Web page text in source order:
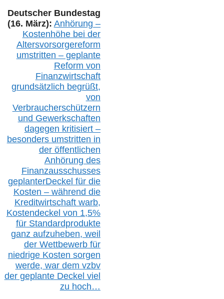
Deutscher Bundestag
(16. März): Anhörung –
Kostenhöhe bei der
Altersvorsorgereform
umstritten – geplante
Reform von
Finanzwirtschaft
grundsätzlich begrüßt,
von
Verbraucherschützern
und Gewerkschaften
dagegen kritisiert –
besonders umstritten in
der öffentlichen
Anhörung des
Finanzausschusses
geplanterDeckel für die
Kosten – während die
Kreditwirtschaft warb,
Kostendeckel von 1,5%
für Standardprodukte
ganz aufzuheben, weil
der Wettbewerb für
niedrige Kosten sorgen
werde, war dem vzbv
der geplante Deckel viel
zu hoch…